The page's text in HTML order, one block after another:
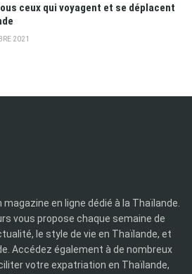
ceux qui voyagent et se déplacent
2021
en ligne dédié à la Thaïlande.
vous propose chaque semaine de
le style de vie en Thaïlande, et
Accédez également à de nombreux
votre expatriation en Thaïlande,